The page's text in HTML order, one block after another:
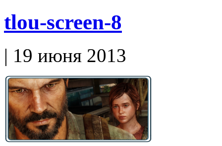
tlou-screen-8
| 19 июня 2013